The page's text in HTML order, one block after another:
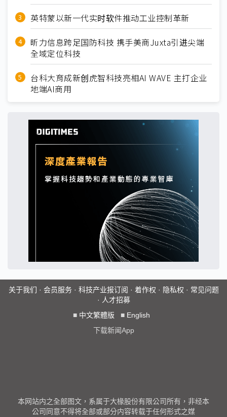
英特蒙以新一代实时软件推动工业控制革新
昕力信息跨足国防科技 携手美商Juxta引进尖端
全域定位科技
台科大育成新创虎智科技亮相AI WAVE 主打企业
地端AI商用
关于我们 · 会员服务· 科技产业报订阅 · 着作权 · 隐私权 · 常见问题
· 人才招募
■ 中文繁體版 ■ English
下载新闻App
本网站内之全部图文，系属于大椽股份有限公司所有，非经本
公司同意不得将全部或部分内容转载于任何形式之媒